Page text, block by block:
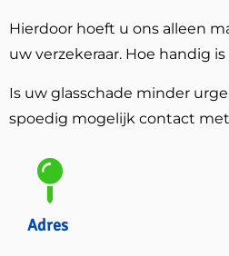
Hierdoor hoeft u ons alleen
uw verzekeraar. Hoe handig is
Is uw glasschade minder
spoedig mogelijk contact
Adres